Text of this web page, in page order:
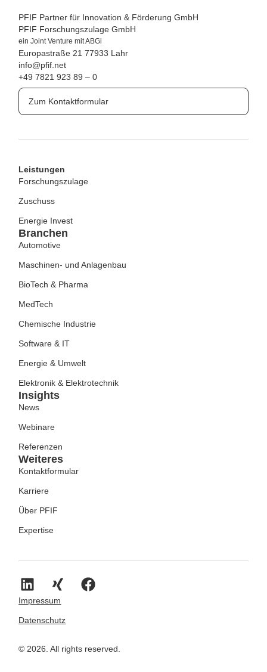
PFIF Partner für Innovation & Förderung GmbH
PFIF Forschungszulage GmbH
ein Joint Venture mit ABGi
Europastraße 2177933 Lahr
info@pfif.net
+49 7821 923 89 – 0
Zum Kontaktformular
Leistungen
Forschungszulage
Zuschuss
Energie Invest
Branchen
Automotive
Maschinen- und Anlagenbau
BioTech & Pharma
MedTech
Chemische Industrie
Software & IT
Energie & Umwelt
Elektronik & Elektrotechnik
Insights
News
Webinare
Referenzen
Weiteres
Kontaktformular
Karriere
Über PFIF
Expertise
© 2026. All rights reserved.
Impressum
Datenschutz